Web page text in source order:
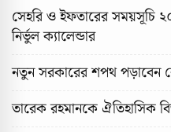
সেহরি ও ইফতারের সময়সূচি
নির্ভুল ক্যালেন্ডার
নতুন সরকারের শপথ পড়াবেন
তারেক রহমানকে ঐতিহাসিক